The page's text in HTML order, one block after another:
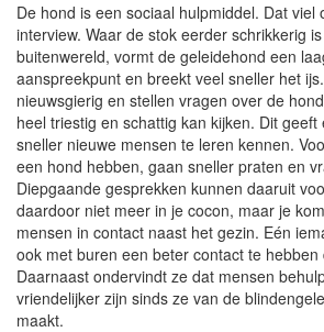
De hond is een sociaal hulpmiddel. Dat viel
interview. Waar de stok eerder schrikkerig
buitenwereld, vormt de geleidehond een
aanspreekpunt en breekt veel sneller het
nieuwsgierig en stellen vragen over de
heel triestig en schattig kan kijken. Dit geeft
sneller nieuwe mensen te leren kennen.
een hond hebben, gaan sneller praten en
Diepgaande gesprekken kunnen daaruit
daardoor niet meer in je cocon, maar je
mensen in contact naast het gezin. Eén
ook met buren een beter contact te hebben
Daarnaast ondervindt ze dat mensen
vriendelijker zijn sinds ze van de
maakt.